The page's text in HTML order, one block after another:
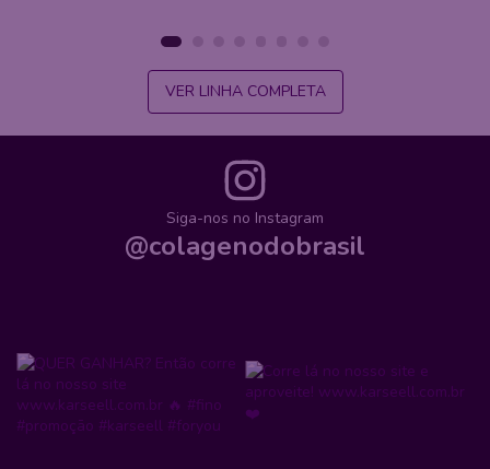
VER LINHA COMPLETA
Siga-nos no Instagram
@colagenodobrasil